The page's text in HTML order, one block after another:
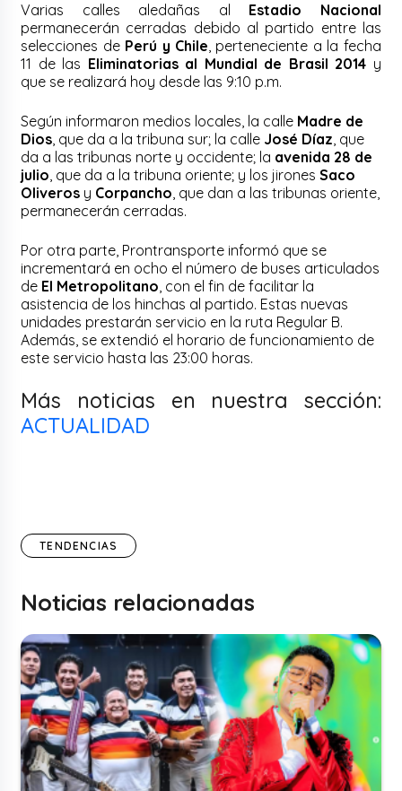
Varias calles aledañas al Estadio Nacional
permanecerán cerradas debido al partido entre las
selecciones de Perú y Chile, perteneciente a la fecha
11 de las Eliminatorias al Mundial de Brasil 2014 y
que se realizará hoy desde las 9:10 p.m.
Según informaron medios locales, la calle Madre de
Dios, que da a la tribuna sur; la calle José Díaz, que
da a las tribunas norte y occidente; la avenida 28 de
julio, que da a la tribuna oriente; y los jironesSaco
Oliveros y Corpancho, que dan a las tribunas oriente,
permanecerán cerradas.
Por otra parte, Prontransporte informó que se
incrementará en ocho el número de buses articulados
de El Metropolitano, con el fin de facilitar la
asistencia de los hinchas al partido. Estas nuevas
unidades prestarán servicio en la ruta Regular B.
Además, se extendió el horario de funcionamiento de
este servicio hasta las 23:00 horas.
Más noticias en nuestra sección:
ACTUALIDAD
TENDENCIAS
Noticias relacionadas